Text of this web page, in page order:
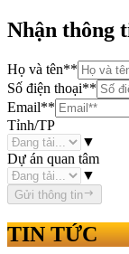
Nhận thông
Họ và tên**
Số điện thoại**
Email**
Tỉnh/TP
▼
Dự án quan tâm
▼
Gửi thông tin
TIN TỨC